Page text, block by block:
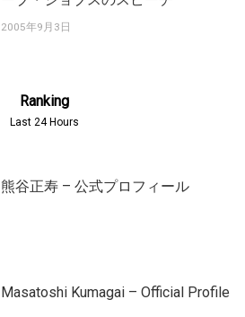
2005年9月3日
Ranking
Last 24 Hours
熊谷正寿 – 公式プロフィール
Masatoshi Kumagai – Official Profile